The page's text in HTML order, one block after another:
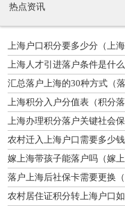
热点资讯
上海户口积分要多少分（上海
上海人才引进落户条件是什
汇总落户上海的30种方式（
上海积分入户分值表（积分落
上海办理积分落户关键社会
农村迁入上海户口需要多少
嫁上海带孩子能落户吗（嫁
落户上海后社保卡需要更换
农村居住证积分转上海户口